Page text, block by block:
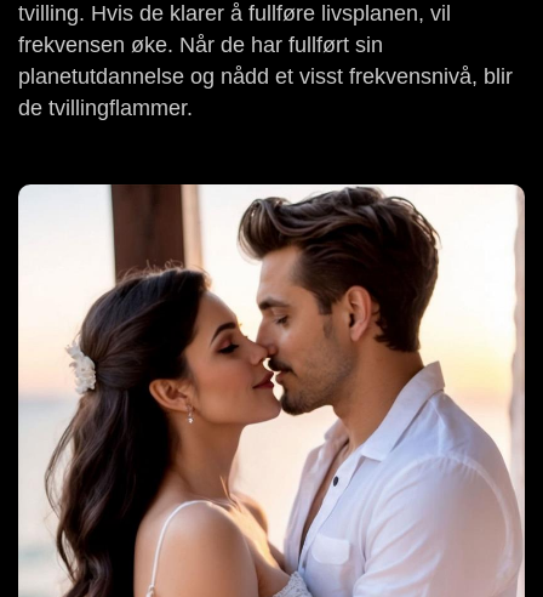
tvilling. Hvis de klarer å fullføre livsplanen, vil
frekvensen øke. Når de har fullført sin
planetutdannelse og nådd et visst frekvensnivå, blir
de tvillingflammer.